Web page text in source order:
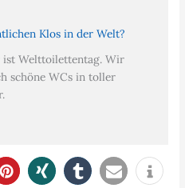
Klos in der Welt?
ist Welttoilettentag. Wir
schöne WCs in toller